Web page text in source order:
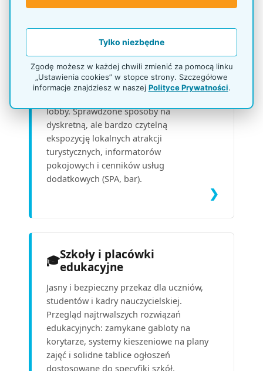
🏨Hotele i recepcje
Budowanie pozytywnego doświadczenia
lobby. Sprawdzone sposoby na
dyskretną, ale bardzo czytelną
ekspozycję lokalnych atrakcji
turystycznych, informatorów
pokojowych i cenników usług
dodatkowych (SPA, bar).
❯
🎓Szkoły i placówki
edukacyjne
Jasny i bezpieczny przekaz dla uczniów,
studentów i kadry nauczycielskiej.
Przegląd najtrwalszych rozwiązań
edukacyjnych: zamykane gabloty na
korytarze, systemy kieszeniowe na plany
zajęć i solidne tablice ogłoszeń
dostosowane do specyfiki szkół.
Tylko niezbędne
Zgodę możesz w każdej chwili zmienić za pomocą linku
„Ustawienia cookies” w stopce strony. Szczegółowe
informacje znajdziesz w naszej Polityce Prywatności.